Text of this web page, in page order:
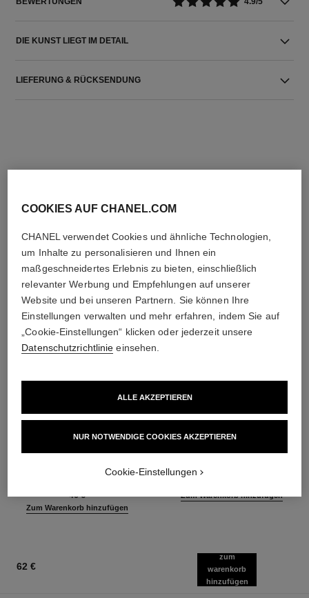
DIE KUNST LIEGT IM DETAIL
LIEFERUNG & RÜCKSENDUNG
DIE PERFEKTE KOMBINATION
baume essentiel
Vielseitiger Balsam für
46 €
Zum Warenkorb hinzufügen
joues contraste intense
Creme-zu-puder-rouge
5 Nuancen verfügbar
Zum Warenkorb hinzufügen
62 €
zum
warenkorb
hinzufügen
COOKIES AUF CHANEL.COM
CHANEL verwendet Cookies und ähnliche Technologien,
um Inhalte zu personalisieren und Ihnen ein
maßgeschneidertes Erlebnis zu bieten, einschließlich
relevanter Werbung und Empfehlungen auf unserer
Website und bei unseren Partnern. Sie können Ihre
Einstellungen verwalten und mehr erfahren, indem Sie auf
„Cookie-Einstellungen“ klicken oder jederzeit unsere
Datenschutzrichtlinie einsehen.
NUR NOTWENDIGE COOKIES AKZEPTIEREN
ALLE AKZEPTIEREN
Cookie-Einstellungen